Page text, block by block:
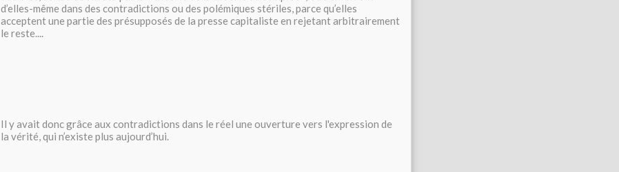
d’elles-même dans des contradictions ou des polémiques stériles, parce qu’elles
acceptent une partie des présupposés de la presse capitaliste en rejetant arbitrairement
le reste....
Il y avait donc grâce aux contradictions dans le réel une ouverture vers l'expression de
la vérité, qui n’existe plus aujourd’hui.